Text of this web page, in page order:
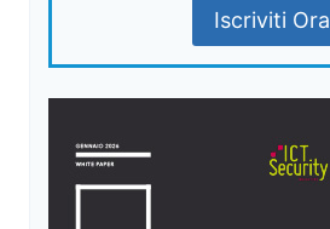
Iscriviti Ora